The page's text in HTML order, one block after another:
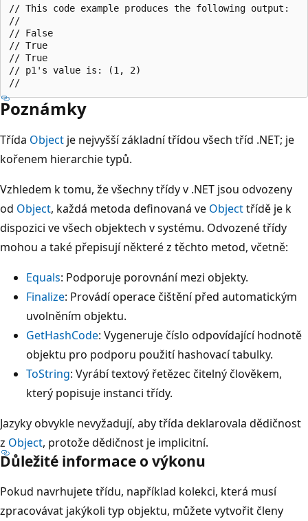
// This code example produces the following output:
//
// False
// True
// True
// p1's value is: (1, 2)
Poznámky
Třída Object je nejvyšší základní třídou všech tříd .NET; je
kořenem hierarchie typů.
Vzhledem k tomu, že všechny třídy v .NET jsou odvozeny
od Object, každá metoda definovaná ve Objecttřídě je k
dispozici ve všech objektech v systému. Odvozené třídy
mohou a také přepisují některé z těchto metod, včetně:
Equals: Podporuje porovnání mezi objekty.
Finalize: Provádí operace čištění před automatickým
uvolněním objektu.
GetHashCode: Vygeneruje číslo odpovídající hodnotě
objektu pro podporu použití hashovací tabulky.
ToString: Vyrábí textový řetězec čitelný člověkem,
který popisuje instanci třídy.
Jazyky obvykle nevyžadují, aby třída deklarovala dědičnost
z Object, protože dědičnost je implicitní.
Důležité informace o výkonu
Pokud navrhujete třídu, například kolekci, která musí
zpracovávat jakýkoli typ objektu, můžete vytvořit členy